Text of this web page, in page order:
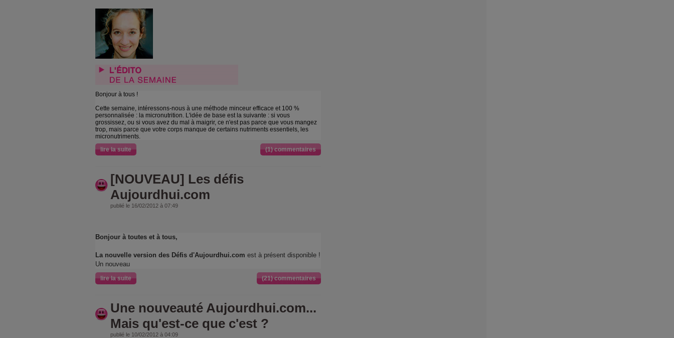
Bonjour à tous !
Cette semaine, intéressons-nous à une méthode minceur efficace et 100 %
personnalisée : la micronutrition. L'idée de base est la suivante : si vous
grossissez, ou si vous avez du mal à maigrir, ce n'est pas parce que vous mangez
trop, mais parce que votre corps manque de certains nutriments essentiels, les
micronutriments.
lire la suite
(1) commentaires
[NOUVEAU] Les défis
Aujourdhui.com
publié le 16/02/2012 à 07:49
Bonjour à toutes et à tous,
La nouvelle version des Défis d'Aujourdhui.com est à présent disponible !
Un nouveau
lire la suite (21) commentaires
Une nouveauté Aujourdhui.com...
Mais qu'est-ce que c'est ?
publié le 10/02/2012 à 04:09